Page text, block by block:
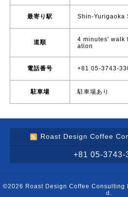
最寄り駅 Shin-Yurigaoka
道順
4 minutes' walk
ation
電話番号 +81 05-3743-
駐車場 駐車場あり
Roast Design Coffee
+81 05-3743-
©2026 Roast Design Coffee Consulting
d.